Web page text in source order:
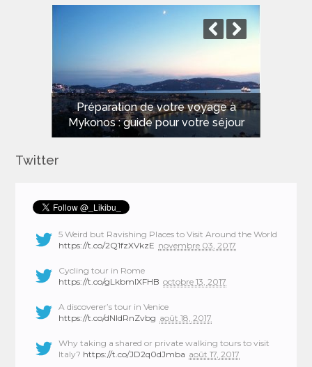
Préparation de votre voyage à
Mykonos : guide pour votre séjour
Twitter
5 Weird but Ravishing Places to Visit Around the World
https://t.co/2Q1fzXVkzE novembre 03, 2017
Cycling tour in Rome
https://t.co/gLkbmlXFHB octobre 13, 2017
A discoverer’s tour in Venice
https://t.co/dNIdRnZvbg août 18, 2017
Why taking a shared or private walking tours to visit
Italy? https://t.co/JD2q0dJmba août 17, 2017